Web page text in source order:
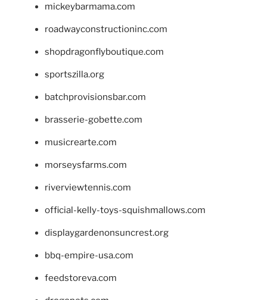
mickeybarmama.com
roadwayconstructioninc.com
shopdragonflyboutique.com
sportszilla.org
batchprovisionsbar.com
brasserie-gobette.com
musicrearte.com
morseysfarms.com
riverviewtennis.com
official-kelly-toys-squishmallows.com
displaygardenonsuncrest.org
bbq-empire-usa.com
feedstoreva.com